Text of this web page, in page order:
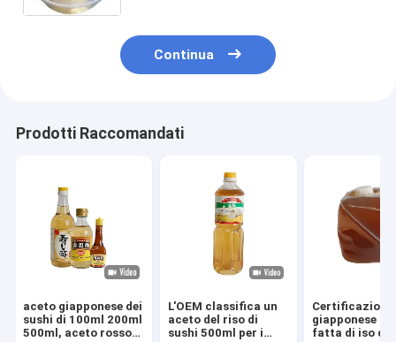
Continua
Prodotti Raccomandati
aceto giapponese dei
sushi di 100ml 200ml
500ml, aceto rosso
L'OEM classifica un
aceto del riso di
sushi 500ml per i
Certificazione
giapponese
fatta di iso di